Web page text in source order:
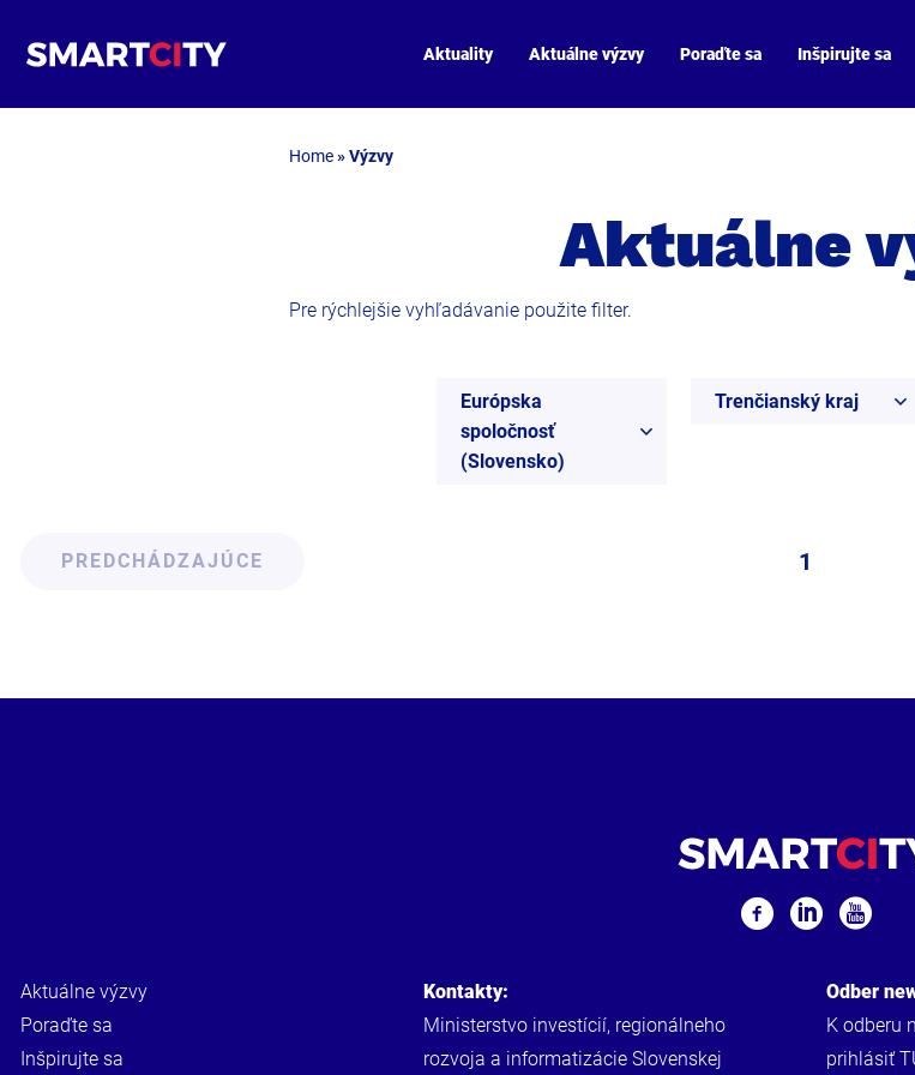
Aktuality Aktuálne výzvy Poraďte sa Inšpirujte sa
Home»Výzvy
Aktuálne
Pre rýchlejšie vyhľadávanie použite filter.
Európska
spoločnosť
(Slovensko)
Trenčianský kraj
PREDCHÁDZAJÚCE 1
Aktuálne výzvy
Poraďte sa
Inšpirujte sa
Kontakty:
Ministerstvo investícií, regionálneho
rozvoja a informatizácie Slovenskej
Odber
K odberu
prihlásiť